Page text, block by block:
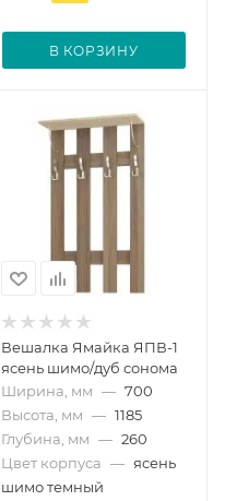
В КОРЗИНУ
Вешалка Ямайка ЯПВ-1
ясень шимо/дуб сонома
Ширина, мм — 700
Высота, мм — 1185
Глубина, мм — 260
Цвет корпуса — ясень
шимо темный